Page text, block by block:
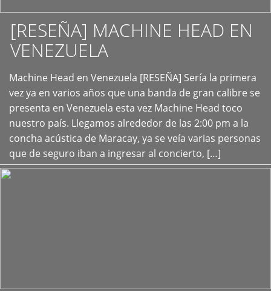
[RESEÑA] MACHINE HEAD EN
VENEZUELA
Machine Head en Venezuela [RESEÑA] Sería la primera
vez ya en varios años que una banda de gran calibre se
presenta en Venezuela esta vez Machine Head toco
nuestro país. Llegamos alrededor de las 2:00 pm a la
concha acústica de Maracay, ya se veía varias personas
que de seguro iban a ingresar al concierto, […]
+